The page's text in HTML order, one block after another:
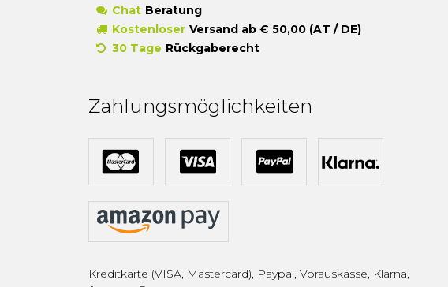
Chat Beratung
Kostenloser Versand ab € 50,00 (AT / DE)
30 Tage Rückgaberecht
Zahlungsmöglichkeiten
Kreditkarte (VISA, Mastercard), Paypal, Vorauskasse, Klarna,